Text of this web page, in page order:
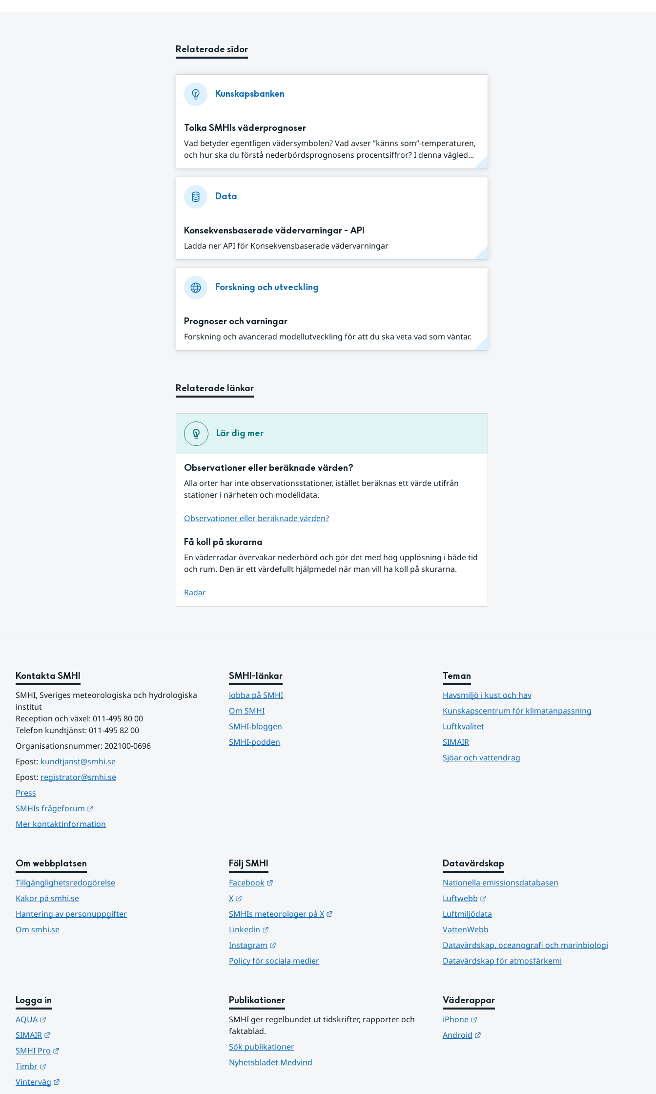
Relaterade sidor
Kunskapsbanken
Tolka SMHIs väderprognoser
Vad betyder egentligen vädersymbolen? Vad avser ”känns som”-temperaturen,
och hur ska du förstå nederbördsprognosens procentsiffror? I denna vägled...
Data
Konsekvensbaserade vädervarningar - API
Ladda ner API för Konsekvensbaserade vädervarningar
Forskning och utveckling
Prognoser och varningar
Forskning och avancerad modellutveckling för att du ska veta vad som väntar.
Relaterade länkar
Lär dig mer
Observationer eller beräknade värden?
Alla orter har inte observationsstationer, istället beräknas ett värde utifrån
stationer i närheten och modelldata.
Observationer eller beräknade värden?
Få koll på skurarna
En väderradar övervakar nederbörd och gör det med hög upplösning i både tid
och rum. Den är ett värdefullt hjälpmedel när man vill ha koll på skurarna.
Radar
Kontakta SMHI
SMHI, Sveriges meteorologiska och hydrologiska
institut
Reception och växel: 011-495 80 00
Telefon kundtjänst: 011-495 82 00
Organisationsnummer: 202100-0696
Epost: kundtjanst@smhi.se
Epost: registrator@smhi.se
Press
SMHIs frågeforum
Mer kontaktinformation
SMHI-länkar
Jobba på SMHI
Om SMHI
SMHI-bloggen
SMHI-podden
Teman
Havsmiljö i kust och hav
Kunskapscentrum för klimatanpassning
Luftkvalitet
SIMAIR
Sjöar och vattendrag
Om webbplatsen
Tillgänglighetsredogörelse
Kakor på smhi.se
Hantering av personuppgifter
Om smhi.se
Följ SMHI
Facebook
X
SMHIs meteorologer på X
Linkedin
Instagram
Policy för sociala medier
Datavärdskap
Nationella emissionsdatabasen
Luftwebb
Länk till annan webbplats.
Luftmiljödata
VattenWebb
Datavärdskap, oceanografi och marinbiologi
Datavärdskap för atmosfärkemi
Logga in
AQUA
SIMAIR
SMHI Pro
Timbr
Vinterväg
Publikationer
SMHI ger regelbundet ut tidskrifter, rapporter och
faktablad.
Sök publikationer
Nyhetsbladet Medvind
Väderappar
iPhone
Länk till annan webbplats.
Android
Länk till annan webbplats.